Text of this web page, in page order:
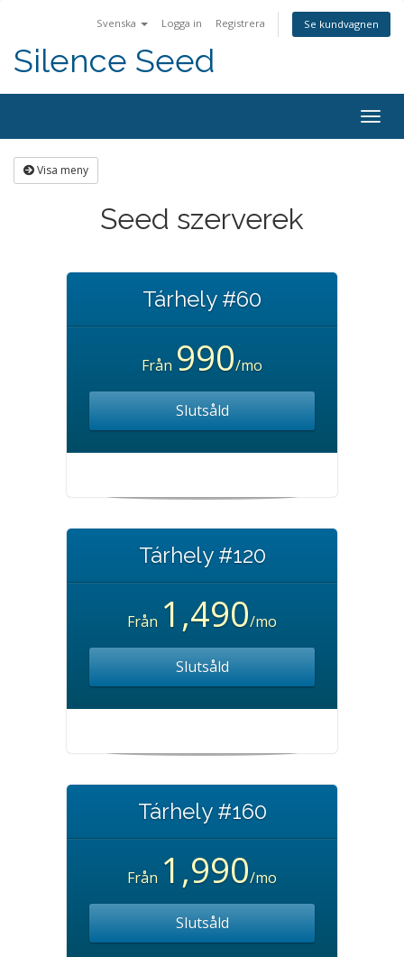
Svenska Logga in Registrera Se kundvagnen
Silence Seed
Visa meny
Seed szerverek
Tárhely #60
Från 990/mo
Slutsåld
Tárhely #120
Från 1,490/mo
Slutsåld
Tárhely #160
Från 1,990/mo
Slutsåld